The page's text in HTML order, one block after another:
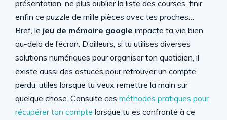
présentation, ne plus oublier la liste des courses, finir
enfin ce puzzle de mille pièces avec tes proches…
Bref, le jeu de mémoire google impacte ta vie bien
au-delà de l’écran. D’ailleurs, si tu utilises diverses
solutions numériques pour organiser ton quotidien, il
existe aussi des astuces pour retrouver un compte
perdu, utiles lorsque tu veux remettre la main sur
quelque chose. Consulte ces méthodes pratiques pour
récupérer ton compte lorsque tu es confronté à ce